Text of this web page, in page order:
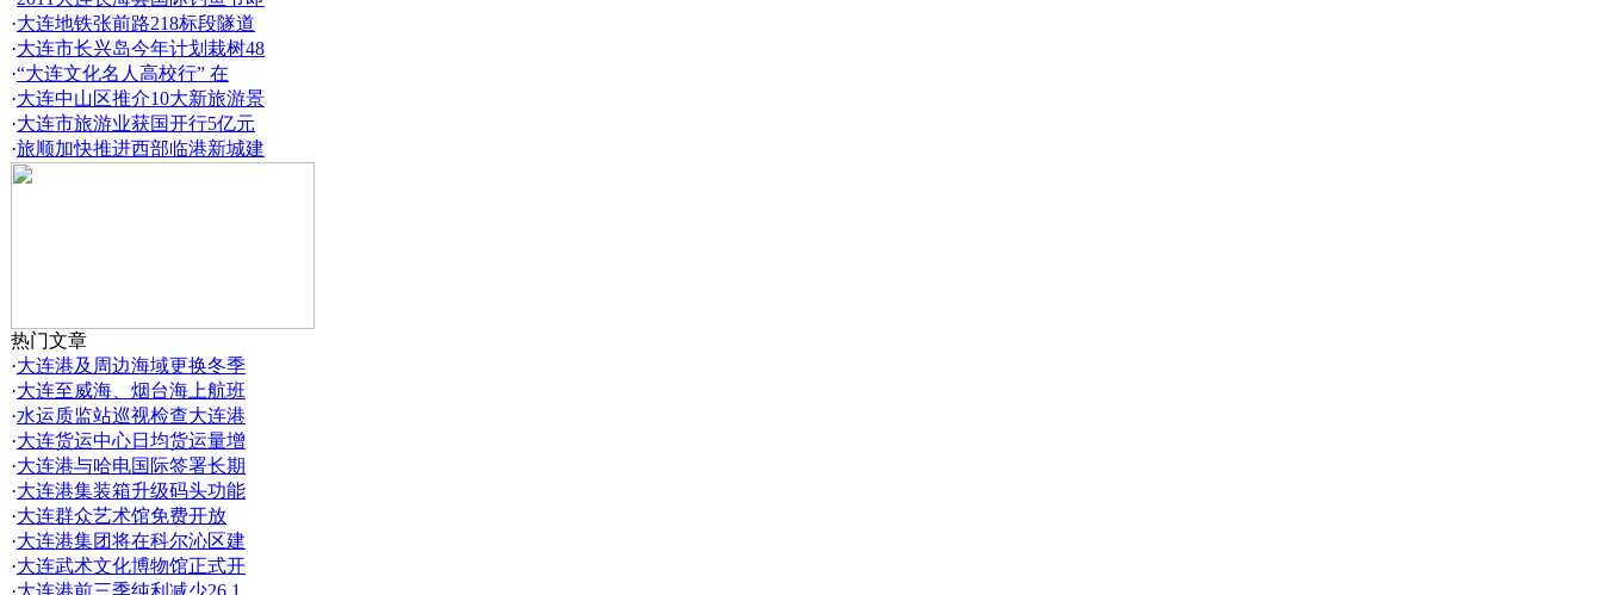
·大连地铁张前路218标段隧道
·大连市长兴岛今年计划栽树48
·“大连文化名人高校行” 在
·大连中山区推介10大新旅游景
·大连市旅游业获国开行5亿元
·旅顺加快推进西部临港新城建
热门文章
·大连港及周边海域更换冬季
·大连至威海、烟台海上航班
·水运质监站巡视检查大连港
·大连货运中心日均货运量增
·大连港与哈电国际签署长期
·大连港集装箱升级码头功能
·大连群众艺术馆免费开放
·大连港集团将在科尔沁区建
·大连武术文化博物馆正式开
·大连港前三季纯利减少26.1